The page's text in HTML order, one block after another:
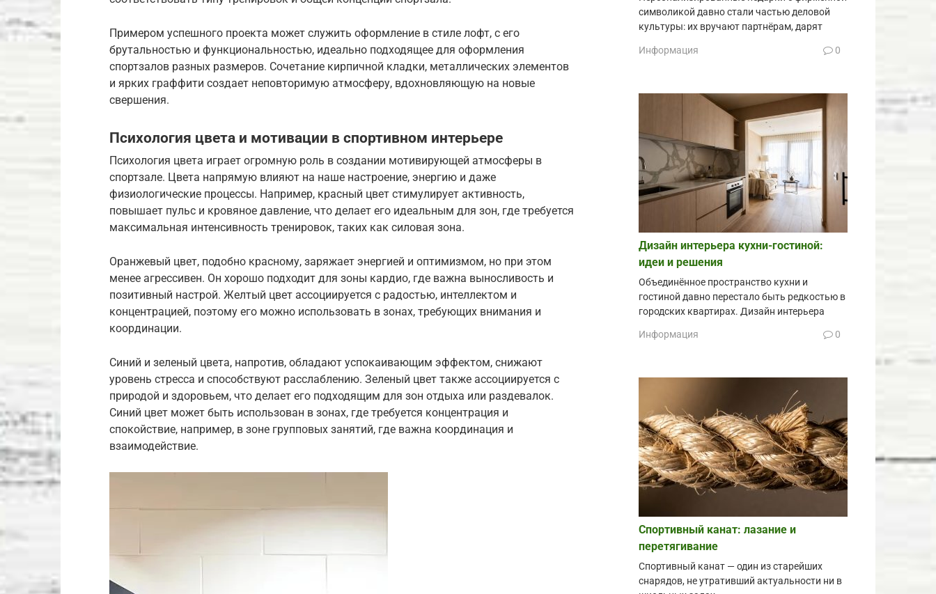
Примером успешного проекта может служить оформление в стиле лофт, с его
брутальностью и функциональностью, идеально подходящее для оформления
спортзалов разных размеров. Сочетание кирпичной кладки, металлических элементов
и ярких граффити создает неповторимую атмосферу, вдохновляющую на новые
свершения.
Психология цвета и мотивации в спортивном интерьере
Психология цвета играет огромную роль в создании мотивирующей атмосферы в
спортзале. Цвета напрямую влияют на наше настроение, энергию и даже
физиологические процессы. Например, красный цвет стимулирует активность,
повышает пульс и кровяное давление, что делает его идеальным для зон, где требуется
максимальная интенсивность тренировок, таких как силовая зона.
Оранжевый цвет, подобно красному, заряжает энергией и оптимизмом, но при этом
менее агрессивен. Он хорошо подходит для зоны кардио, где важна выносливость и
позитивный настрой. Желтый цвет ассоциируется с радостью, интеллектом и
концентрацией, поэтому его можно использовать в зонах, требующих внимания и
координации.
Синий и зеленый цвета, напротив, обладают успокаивающим эффектом, снижают
уровень стресса и способствуют расслаблению. Зеленый цвет также ассоциируется с
природой и здоровьем, что делает его подходящим для зон отдыха или раздевалок.
Синий цвет может быть использован в зонах, где требуется концентрация и
спокойствие, например, в зоне групповых занятий, где важна координация и
взаимодействие.
символикой давно стали частью деловой
культуры: их вручают партнёрам, дарят
Информация 0
Дизайн интерьера кухни-гостиной:
идеи и решения
Объединённое пространство кухни и
гостиной давно перестало быть редкостью в
городских квартирах. Дизайн интерьера
Информация 0
Спортивный канат: лазание и
перетягивание
Спортивный канат — один из старейших
снарядов, не утративший актуальности ни в